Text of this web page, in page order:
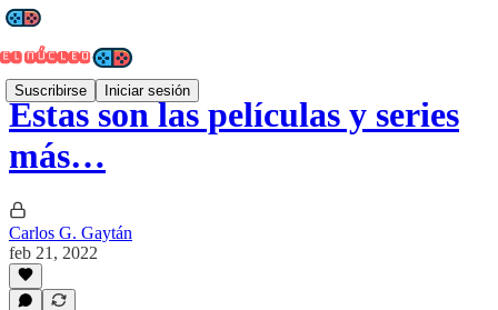
Suscribirse Iniciar sesión
Estas son las películas y series
más…
Carlos G. Gaytán
feb 21, 2022